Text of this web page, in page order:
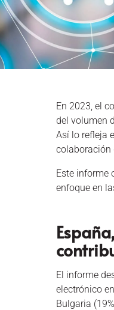
En 2023, el
del volumen
Así lo refleja
colaboración
Este informe
enfoque en
El informe
electrónico
Bulgaria